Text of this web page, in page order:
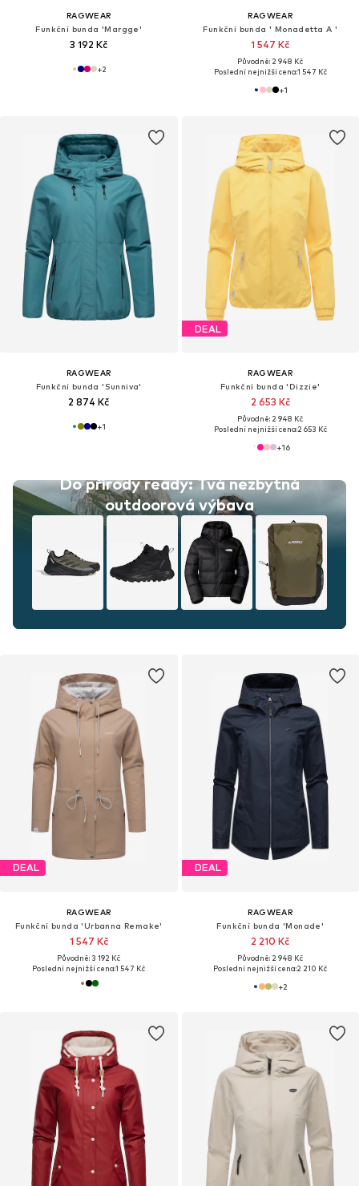
RAGWEAR
Funkční bunda 'Margge'
3 192 Kč
+2
RAGWEAR
Funkční bunda ' Monadetta A '
1 547 Kč
Původně: 2 948 Kč
Poslední nejnižší cena:1 547 Kč
+1
RAGWEAR
Funkční bunda 'Sunniva'
2 874 Kč
+1
Do přírody ready: Tvá nezbytná
outdoorová výbava
DEAL
RAGWEAR
Funkční bunda 'Dizzie'
2 653 Kč
Původně: 2 948 Kč
Poslední nejnižší cena:2 653 Kč
+16
DEAL
RAGWEAR
Funkční bunda 'Urbanna Remake'
1 547 Kč
Původně: 3 192 Kč
Poslední nejnižší cena:1 547 Kč
DEAL
RAGWEAR
Funkční bunda 'Monade'
2 210 Kč
Původně: 2 948 Kč
Poslední nejnižší cena:2 210 Kč
+2